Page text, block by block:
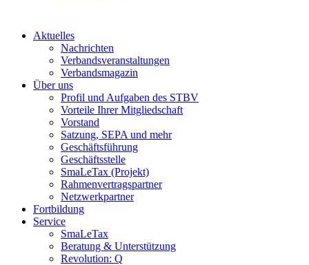
Aktuelles
Nachrichten
Verbandsveranstaltungen
Verbandsmagazin
Über uns
Profil und Aufgaben des STBV
Vorteile Ihrer Mitgliedschaft
Vorstand
Satzung, SEPA und mehr
Geschäftsführung
Geschäftsstelle
SmaLeTax (Projekt)
Rahmenvertragspartner
Netzwerkpartner
Fortbildung
Service
SmaLeTax
Beratung & Unterstützung
Revolution: Q